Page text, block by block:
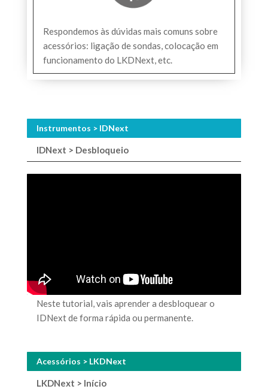
Respondemos às dúvidas mais comuns sobre
acessórios: ligação de sondas, colocação em
funcionamento do LKDNext, etc.
Instrumentos > IDNext
IDNext > Desbloqueio
Neste tutorial, vais aprender a desbloquear o
IDNext de forma rápida ou permanente.
Acessórios > LKDNext
LKDNext > Início